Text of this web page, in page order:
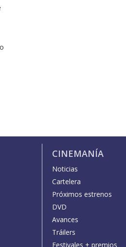
CINEMANÍA
Noticias
Cartelera
Próximos estrenos
DVD
Avances
Tráilers
Festivales + premios